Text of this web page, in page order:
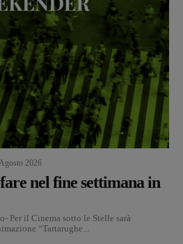
2026
nel fine settimana in
Per il Cinema sotto le Stelle sarà
“Tartarughe...